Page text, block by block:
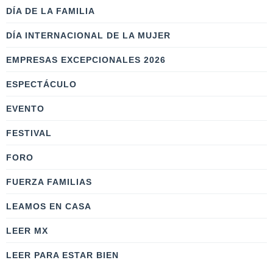
DÍA DE LA FAMILIA
DÍA INTERNACIONAL DE LA MUJER
EMPRESAS EXCEPCIONALES 2026
ESPECTÁCULO
EVENTO
FESTIVAL
FORO
FUERZA FAMILIAS
LEAMOS EN CASA
LEER MX
LEER PARA ESTAR BIEN